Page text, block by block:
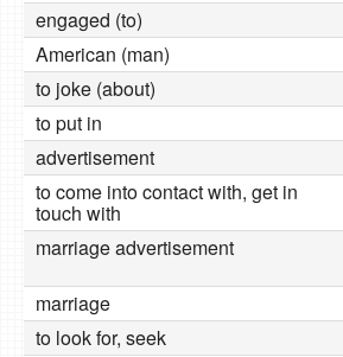
engaged (to)
American (man)
to joke (about)
to put in
advertisement
to come into contact with, get in
touch with
marriage advertisement
marriage
to look for, seek